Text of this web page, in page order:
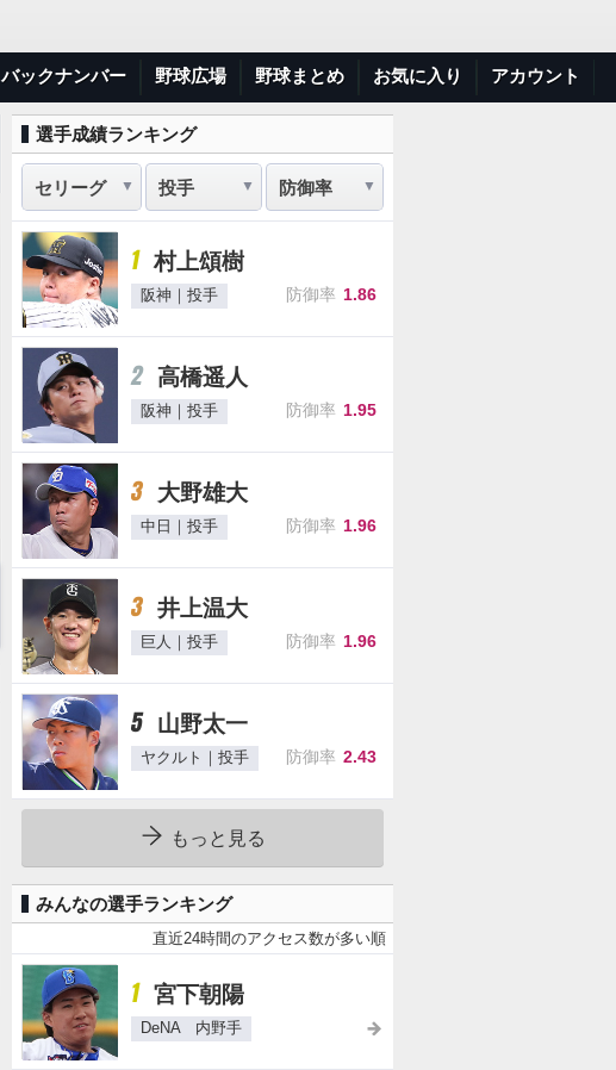
バックナンバー 野球広場 野球まとめ お気に入り アカウント
選手成績ランキング
1 村上頌樹
阪神｜投手 防御率 1.86
2 高橋遥人
阪神｜投手 防御率 1.95
3 大野雄大
中日｜投手 防御率 1.96
3 井上温大
巨人｜投手 防御率 1.96
5 山野太一
ヤクルト｜投手 防御率 2.43
もっと見る
みんなの選手ランキング
直近24時間のアクセス数が多い順
1 宮下朝陽
DeNA 内野手